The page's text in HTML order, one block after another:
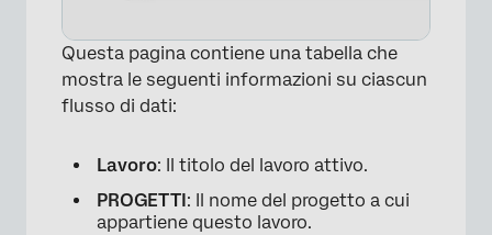
Questa pagina contiene una tabella che
mostra le seguenti informazioni su ciascun
flusso di dati:
Lavoro: Il titolo del lavoro attivo.
PROGETTI : Il nome del progetto a cui
appartiene questo lavoro.